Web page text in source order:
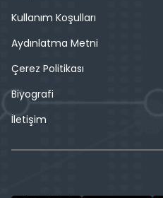
Kullanım Koşulları
Aydınlatma Metni
Çerez Politikası
Biyografi
İletişim